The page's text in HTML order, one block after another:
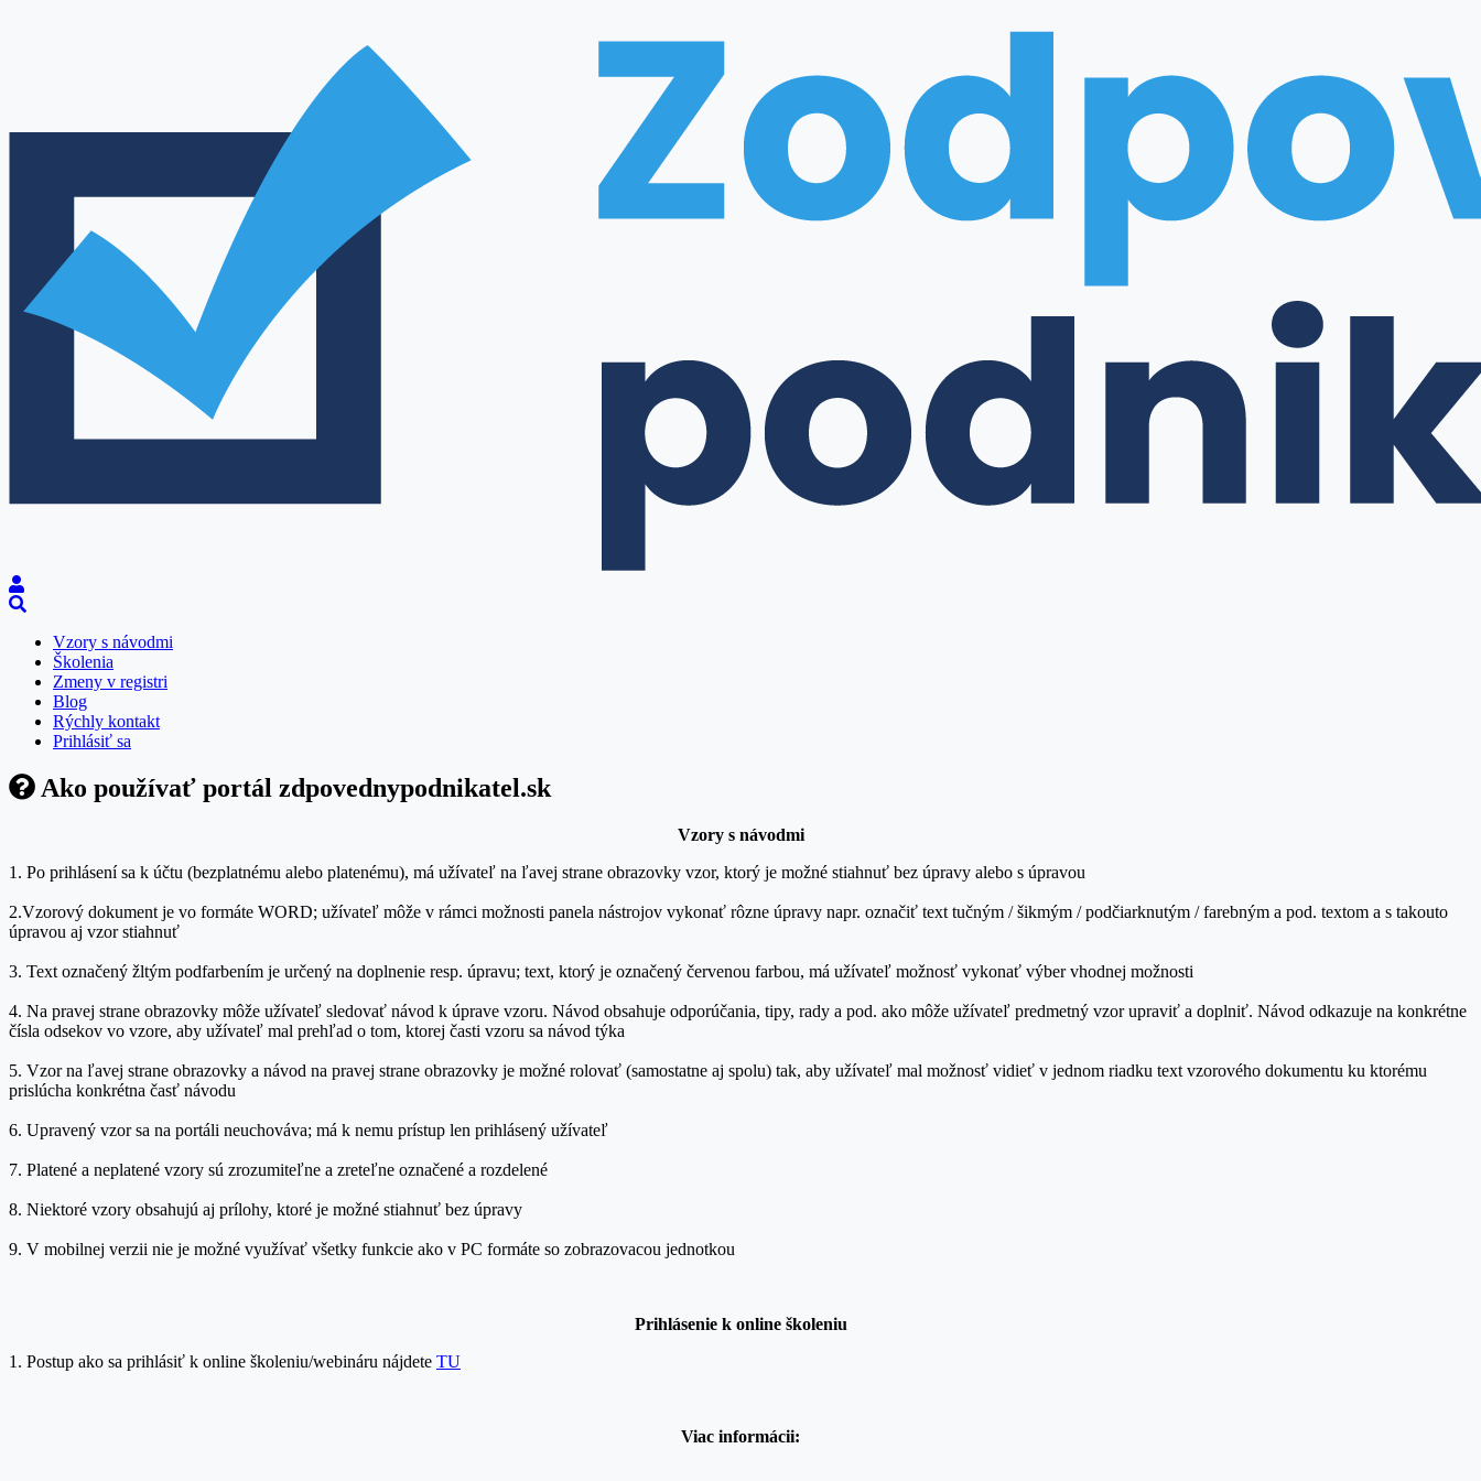
Vzory s návodmi
Školenia
Zmeny v registri
Blog
Rýchly kontakt
Prihlásiť sa
Ako používať portál zdpovednypodnikatel.sk
Vzory s návodmi
1. Po prihlásení sa k účtu (bezplatnému alebo platenému), má užívateľ na ľavej strane obrazovky vzor, ktorý je možné stiahnuť bez úpravy alebo s úpravou
2.Vzorový dokument je vo formáte WORD; užívateľ môže v rámci možnosti panela nástrojov vykonať rôzne úpravy napr. označiť text tučným / šikmým / podčiarknutým / farebným a pod. textom a s takouto
úpravou aj vzor stiahnuť
3. Text označený žltým podfarbením je určený na doplnenie resp. úpravu; text, ktorý je označený červenou farbou, má užívateľ možnosť vykonať výber vhodnej možnosti
4. Na pravej strane obrazovky môže užívateľ sledovať návod k úprave vzoru. Návod obsahuje odporúčania, tipy, rady a pod. ako môže užívateľ predmetný vzor upraviť a doplniť. Návod odkazuje na konkrétne
čísla odsekov vo vzore, aby užívateľ mal prehľad o tom, ktorej časti vzoru sa návod týka
5. Vzor na ľavej strane obrazovky a návod na pravej strane obrazovky je možné rolovať (samostatne aj spolu) tak, aby užívateľ mal možnosť vidieť v jednom riadku text vzorového dokumentu ku ktorému
prislúcha konkrétna časť návodu
6. Upravený vzor sa na portáli neuchováva; má k nemu prístup len prihlásený užívateľ
7. Platené a neplatené vzory sú zrozumiteľne a zreteľne označené a rozdelené
8. Niektoré vzory obsahujú aj prílohy, ktoré je možné stiahnuť bez úpravy
9. V mobilnej verzii nie je možné využívať všetky funkcie ako v PC formáte so zobrazovacou jednotkou
Prihlásenie k online školeniu
1. Postup ako sa prihlásiť k online školeniu/webináru nájdete TU
Viac informácii: